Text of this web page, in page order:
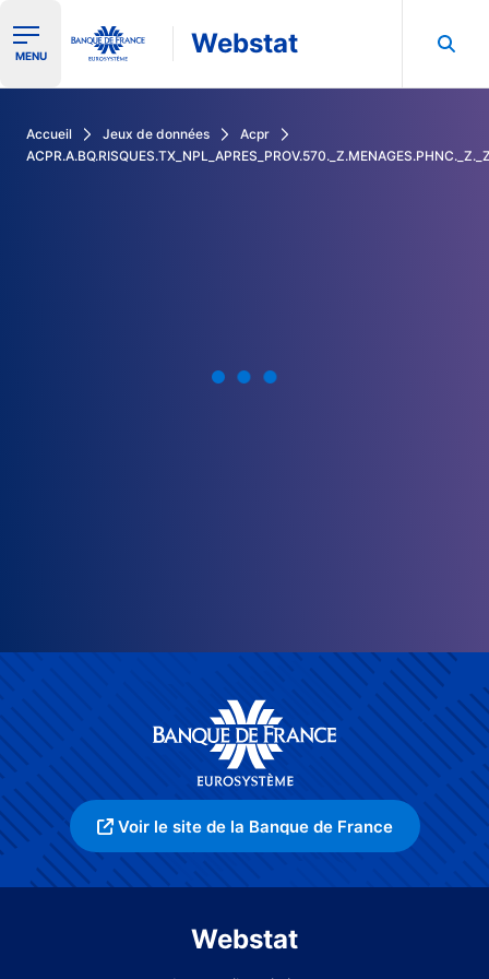
Ouvrir le menu de navigation
MENU Webstat
Accueil Jeux de données
Acpr
Voir le site de la Banque de France
Webstat